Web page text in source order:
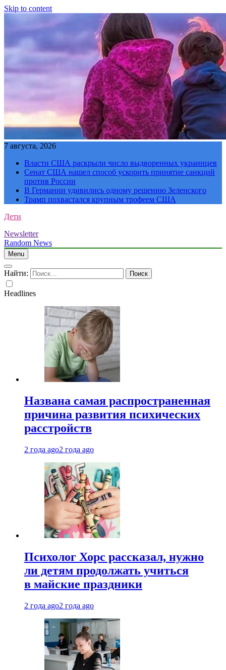
Skip to content
7 августа, 2026
Власти США раскрыли число выдворенных украинцев
Сенат США нашел способ ускорить принятие санкций
против России
В Германии удивились одному решению Зеленского
Трамп похвастался крупным трофеем США
Дети
Newsletter
Random News
Menu
Найти:
Headlines
Названа самая распространенная
причина развития психических
расстройств
2 года ago2 года ago
Психолог Хорс рассказал, нужно
ли детям продолжать учиться
в майские праздники
2 года ago2 года ago